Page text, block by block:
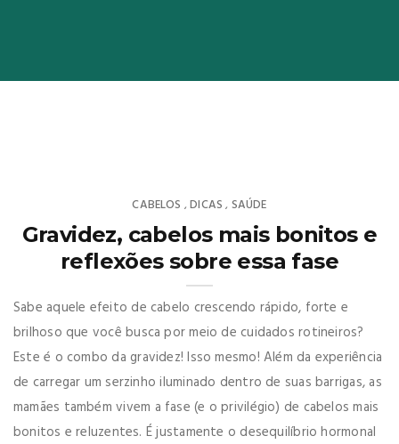
CABELOS ,DICAS , SAÚDE
Gravidez, cabelos mais bonitos e
reflexões sobre essa fase
Sabe aquele efeito de cabelo crescendo rápido, forte e
brilhoso que você busca por meio de cuidados rotineiros?
Este é o combo da gravidez! Isso mesmo! Além da experiência
de carregar um serzinho iluminado dentro de suas barrigas, as
mamães também vivem a fase (e o privilégio) de cabelos mais
bonitos e reluzentes. É justamente o desequilíbrio hormonal